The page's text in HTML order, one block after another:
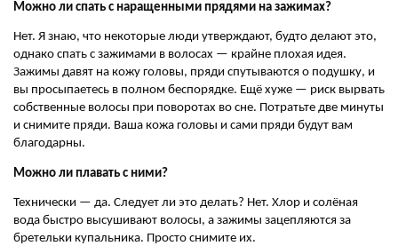
Можно ли спать с наращенными прядями на зажимах?
Нет. Я знаю, что некоторые люди утверждают, будто делают это,
однако спать с зажимами в волосах — крайне плохая идея.
Зажимы давят на кожу головы, пряди спутываются о подушку, и
вы просыпаетесь в полном беспорядке. Ещё хуже — риск вырвать
собственные волосы при поворотах во сне. Потратьте две минуты
и снимите пряди. Ваша кожа головы и сами пряди будут вам
благодарны.
Можно ли плавать с ними?
Технически — да. Следует ли это делать? Нет. Хлор и солёная
вода быстро высушивают волосы, а зажимы зацепляются за
бретельки купальника. Просто снимите их.